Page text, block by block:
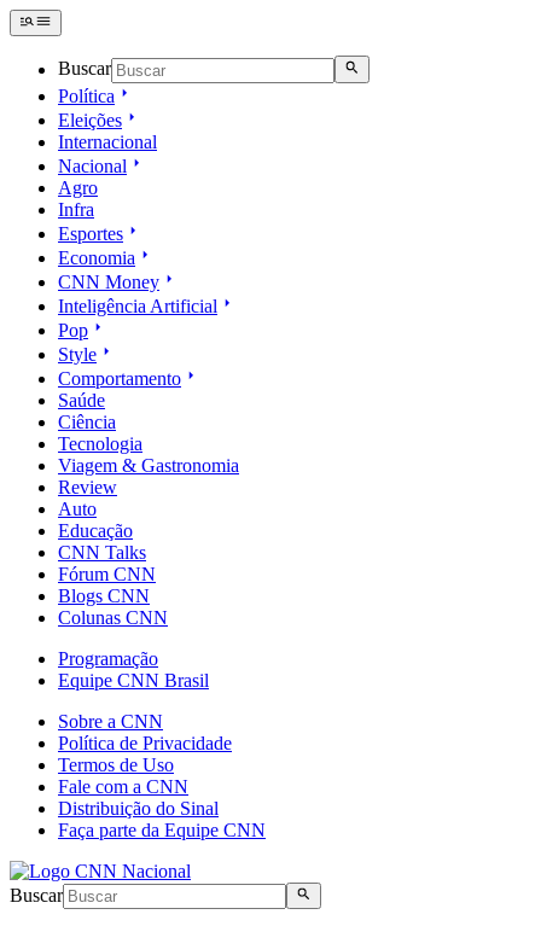
Buscar
Política
Eleições
Internacional
Nacional
Agro
Infra
Esportes
Economia
CNN Money
Inteligência Artificial
Pop
Style
Comportamento
Saúde
Ciência
Tecnologia
Viagem & Gastronomia
Review
Auto
Educação
CNN Talks
Fórum CNN
Blogs CNN
Colunas CNN
Programação
Equipe CNN Brasil
Sobre a CNN
Política de Privacidade
Termos de Uso
Fale com a CNN
Distribuição do Sinal
Faça parte da Equipe CNN
Buscar